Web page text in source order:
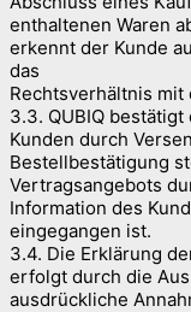
enthaltenen Waren
erkennt der Kunde
das
Rechtsverhältnis mit
3.3. QUBIQ
Kunden durch
Bestellbestätigung
Vertragsangebots
Information des
eingegangen ist.
3.4. Die Erklärung
erfolgt durch die
ausdrückliche